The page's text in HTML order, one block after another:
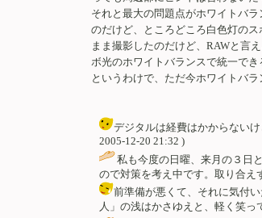
それと最大の問題点がホワイトバ
のだけど、ところどころ白色灯の
まま撮影したのだけど、RAWと言
ボ光のホワイトバランスで統一で
というわけで、ただ今ホワイトバ
デジタルは経費はかからない
2005-12-20 21:32 )
私も今度の日曜、来月の３日
ので対策を考え中です。取り合え
前準備が悪くて、それに気付
人」の浅はかさゆえと、軽く笑っ